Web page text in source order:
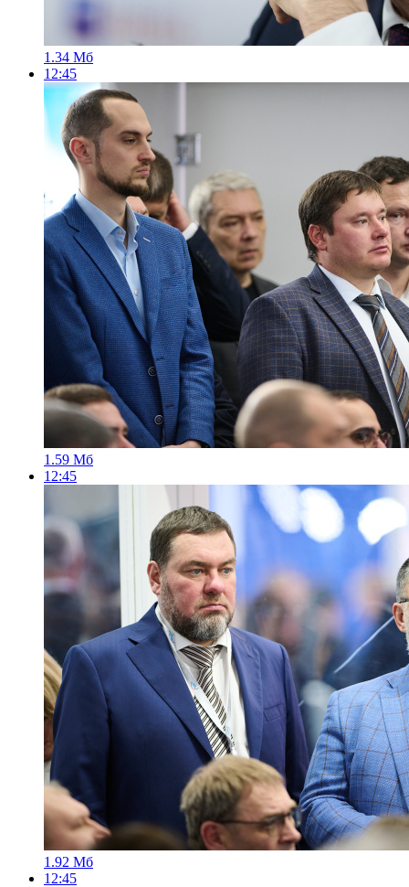
1.34 Мб
12:45
1.59 Мб
12:45
1.92 Мб
12:45